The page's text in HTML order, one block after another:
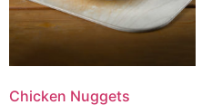
Chicken Nuggets